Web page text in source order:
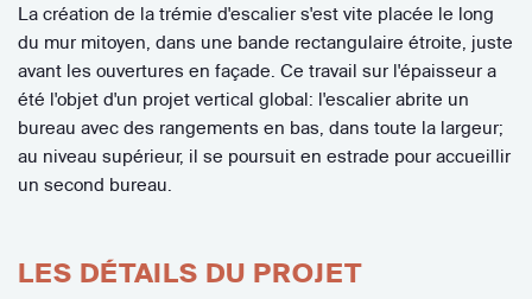
La création de la trémie d'escalier s'est vite placée le long
du mur mitoyen, dans une bande rectangulaire étroite, juste
avant les ouvertures en façade. Ce travail sur l'épaisseur a
été l'objet d'un projet vertical global: l'escalier abrite un
bureau avec des rangements en bas, dans toute la largeur;
au niveau supérieur, il se poursuit en estrade pour accueillir
un second bureau.
LES DÉTAILS DU PROJET